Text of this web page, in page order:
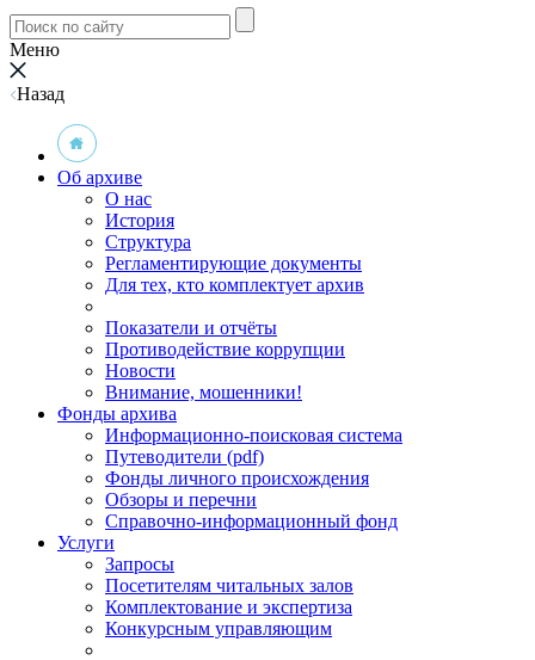
Меню
Назад
Об архиве
О нас
История
Структура
Регламентирующие документы
Для тех, кто комплектует архив
Показатели и отчёты
Противодействие коррупции
Новости
Внимание, мошенники!
Фонды архива
Информационно-поисковая система
Путеводители (pdf)
Фонды личного происхождения
Обзоры и перечни
Справочно-информационный фонд
Услуги
Запросы
Посетителям читальных залов
Комплектование и экспертиза
Конкурсным управляющим